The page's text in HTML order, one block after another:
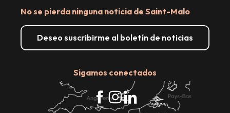
No se pierda ninguna noticia de Saint-Malo
Deseo suscribirme al boletín de noticias
Sigamos conectados